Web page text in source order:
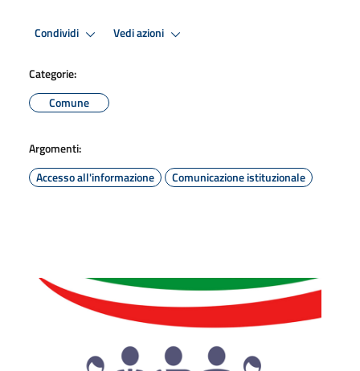
Condividi Vedi azioni
Categorie:
Comune
Argomenti:
Accesso all'informazione
Comunicazione istituzionale